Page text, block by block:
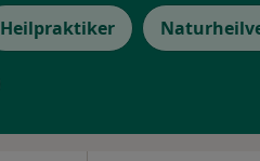
Heilpraktiker